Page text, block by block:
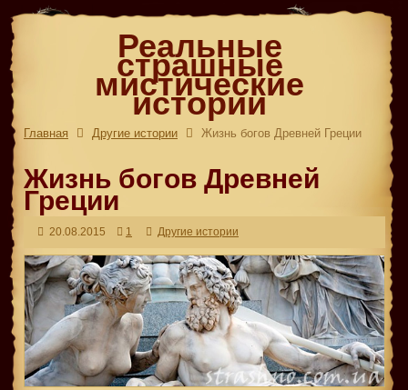
Реальные
страшные
мистические
истории
Главная Другие истории Жизнь богов Древней Греции
Жизнь богов Древней
Греции
20.08.2015 1 Другие истории